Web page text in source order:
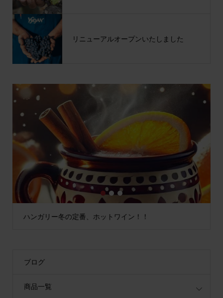
リニューアルオープンいたしました
ハンガリー冬の定番、ホットワイン！！
1 2 3
ブログ
商品一覧